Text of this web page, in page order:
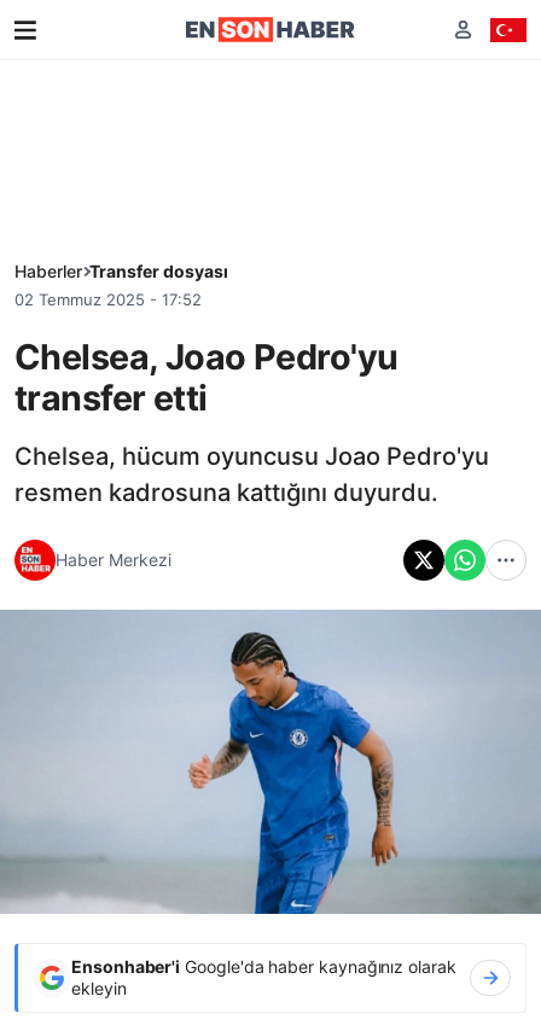
Haberler Transfer dosyası
02 Temmuz 2025 - 17:52
Chelsea, Joao Pedro'yu
transfer etti
Chelsea, hücum oyuncusu Joao Pedro'yu
resmen kadrosuna kattığını duyurdu.
Haber Merkezi
Ensonhaber'i Google'da haber kaynağınız olarak
ekleyin